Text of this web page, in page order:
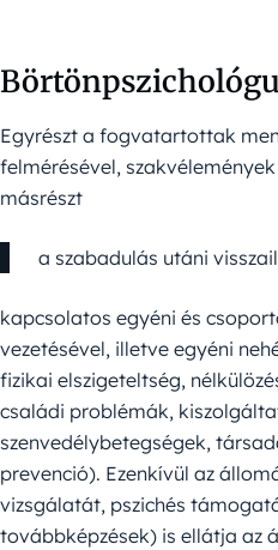
Egyrészt a fogvatartottak
felmérésével,
másrészt
a szabadulás utáni
kapcsolatos egyéni és
vezetésével, illetve egyéni
fizikai elszigeteltség,
családi problémák,
szenvedélybetegségek,
prevenció). Ezenkívül az
vizsgálatát, pszichés
továbbképzések) is ellátja az